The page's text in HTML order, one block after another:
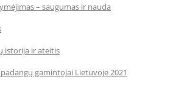
– saugumas ir nauda
istorija ir ateitis
gamintojai Lietuvoje 2021